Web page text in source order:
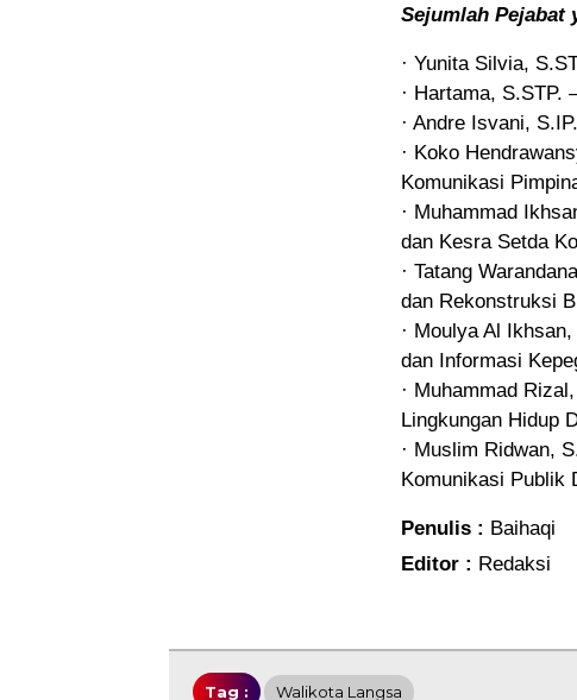
Sejumlah Pejabat
· Yunita Silvia,
· Hartama, S.STP.
· Andre Isvani,
· Koko
Komunikasi
· Muhammad
dan Kesra Setda
· Tatang
dan Rekonstruksi
· Moulya Al
dan Informasi
· Muhammad
Lingkungan Hidup
· Muslim Ridwan,
Komunikasi Publik
Penulis : Baihaqi
Editor : Redaksi
Tag : Walikota Langsa